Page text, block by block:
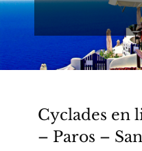
Cyclades en
– Paros –